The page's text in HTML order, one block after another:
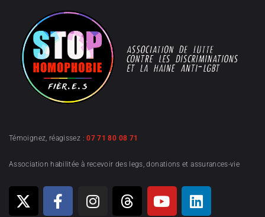
Témoignez, réagissez :07 71 80 08 71
Association habilitée à recevoir des legs, donations et assurances-vie